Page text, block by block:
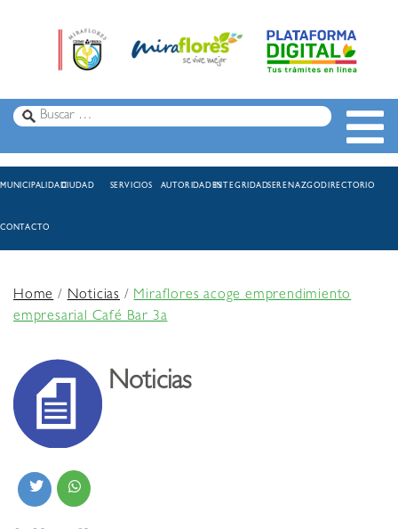
MUNICIPALIDADCIUDAD SERVICIOS AUTORIDADESINTEGRIDADSERENAZGODIRECTORIO
CONTACTO
Home/Noticias /Miraflores acoge emprendimiento
empresarial Café Bar 3a
Noticias